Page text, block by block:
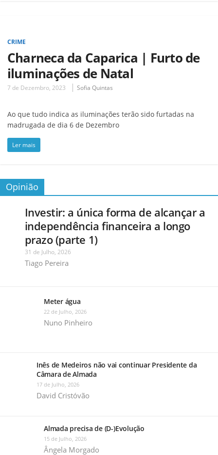
CRIME
Charneca da Caparica | Furto de
iluminações de Natal
7 de Dezembro, 2023 Sofia Quintas
Ao que tudo indica as iluminações terão sido furtadas na
madrugada de dia 6 de Dezembro
Ler mais
Opinião
Investir: a única forma de alcançar a
independência financeira a longo
prazo (parte 1)
31 de Julho, 2026
Tiago Pereira
Meter água
22 de Julho, 2026
Nuno Pinheiro
Inês de Medeiros não vai continuar Presidente da
Câmara de Almada
17 de Julho, 2026
David Cristóvão
Almada precisa de (D-)Evolução
15 de Julho, 2026
Ângela Morgado